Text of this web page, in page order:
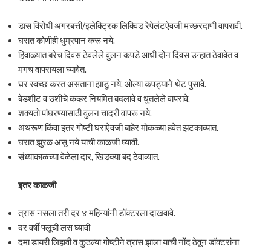
डास विरोधी अगरबत्ती/इलेक्ट्रिक लिक्विड रेपेलंटऐवजी मच्छरदाणी वापरावी.
घरात कोणीही धुम्रपान करू नये.
हिवाळ्यात बरेच दिवस ठेवलेले वुलन कपडे आधी दोन दिवस उन्हात ठेवावेत व
मगच वापरायला घ्यावेत.
घर स्वच्छ करत असताना झाडू नये, ओल्या कपड्याने थेट पुसावे.
बेडशीट व उशीचे कव्हर नियमित बदलावे व धुतलेले वापरावे.
शक्यतो पांघरण्यासाठी वुलन चादरी वापरू नये.
अंथरूण किंवा इतर गोष्टी घराऐवजी बाहेर मोकळ्या हवेत झटकाव्यात.
घरात झुरळ असू नये याची काळजी घ्यावी.
संध्याकाळच्या वेळेला दार, खिडक्या बंद ठेवाव्यात.
इतर काळजी
त्रास नसला तरी दर ४ महिन्यांनी डॉक्टरला दाखवावे.
दर वर्षी फ्लूची लस घ्यावी
दमा डायरी लिहावी व कुठल्या गोष्टीने त्रास झाला याची नोंद ठेवून डॉक्टरांना